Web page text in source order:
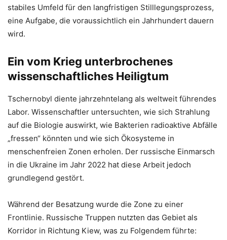
stabiles Umfeld für den langfristigen Stilllegungsprozess,
eine Aufgabe, die voraussichtlich ein Jahrhundert dauern
wird.
Ein vom Krieg unterbrochenes
wissenschaftliches Heiligtum
Tschernobyl diente jahrzehntelang als weltweit führendes
Labor. Wissenschaftler untersuchten, wie sich Strahlung
auf die Biologie auswirkt, wie Bakterien radioaktive Abfälle
„fressen“ könnten und wie sich Ökosysteme in
menschenfreien Zonen erholen. Der russische Einmarsch
in die Ukraine im Jahr 2022 hat diese Arbeit jedoch
grundlegend gestört.
Während der Besatzung wurde die Zone zu einer
Frontlinie. Russische Truppen nutzten das Gebiet als
Korridor in Richtung Kiew, was zu Folgendem führte: